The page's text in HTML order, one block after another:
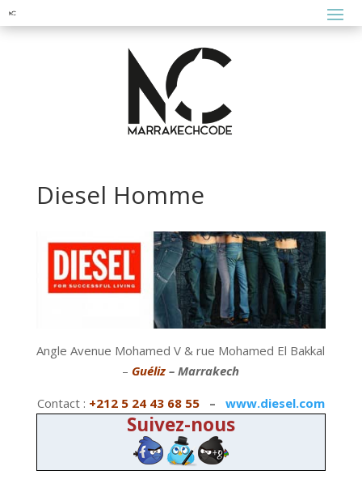
Diesel Homme
Angle Avenue Mohamed V & rue Mohamed El Bakkal
– Guéliz – Marrakech
Contact : +212 5 24 43 68 55– www.diesel.com
Suivez-nous